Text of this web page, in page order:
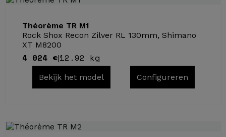
Théorème TR M1
Rock Shox Recon Zilver RL 130mm, Shimano
XT M8200
4 024 €|12.92 kg
Bekijk het model Configureren